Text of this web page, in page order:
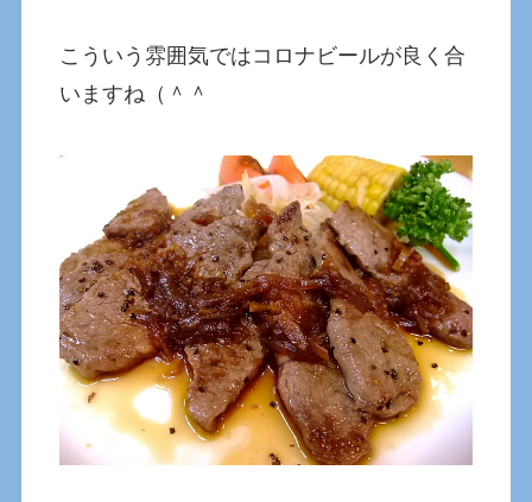
こういう雰囲気ではコロナビールが良く合
いますね（＾＾